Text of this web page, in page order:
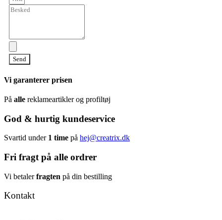
Send
Vi garanterer prisen
På alle reklameartikler og profiltøj
God & hurtig kundeservice
Svartid under 1 time på hej@creatrix.dk
Fri fragt på alle ordrer
Vi betalerfragten på din bestilling
Kontakt